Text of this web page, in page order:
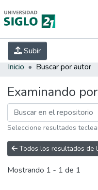
Subir
INICIO EBOOK21
INVESTIGACIÓN
Inicio Buscar por autor
Examinando
Seleccione resultados
Todos los resultados de
Mostrando 1 - 1 de 1